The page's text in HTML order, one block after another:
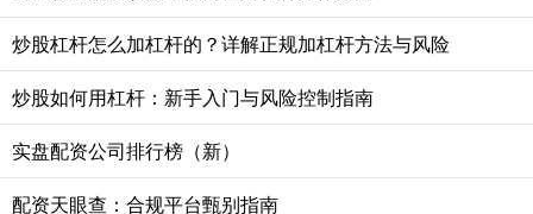
炒股杠杆怎么加杠杆的？详解正规加杠杆方法与风险
炒股如何用杠杆：新手入门与风险控制指南
实盘配资公司排行榜（新）
配资天眼查：合规平台甄别指南